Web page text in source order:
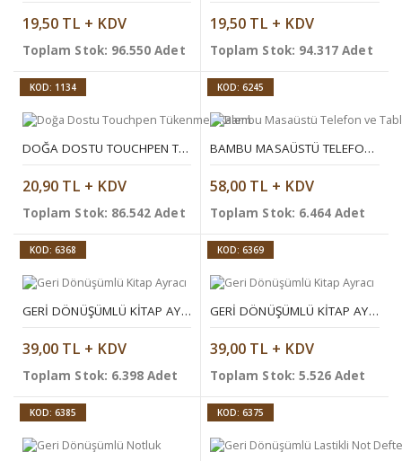
19,50 TL + KDV
Toplam Stok: 96.550 Adet
19,50 TL + KDV
Toplam Stok: 94.317 Adet
KOD: 1134
DOĞA DOSTU TOUCHPEN TÜKENMEZ KALEM
20,90 TL + KDV
Toplam Stok: 86.542 Adet
KOD: 6245
BAMBU MASAÜSTÜ TELEFON VE TABLET STANDI
58,00 TL + KDV
Toplam Stok: 6.464 Adet
KOD: 6368
GERI DÖNÜŞÜMLÜ KITAP AYRACI
39,00 TL + KDV
Toplam Stok: 6.398 Adet
KOD: 6369
GERI DÖNÜŞÜMLÜ KITAP AYRACI
39,00 TL + KDV
Toplam Stok: 5.526 Adet
KOD: 6385 KOD: 6375